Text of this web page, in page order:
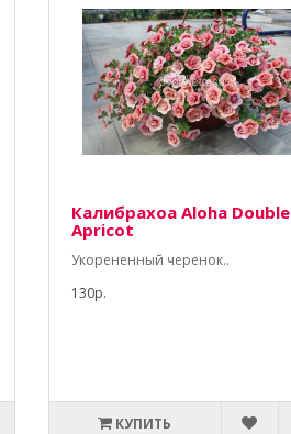
Калибрахоа Aloha Double
Apricot
Укорененный черенок..
130р.
КУПИТЬ